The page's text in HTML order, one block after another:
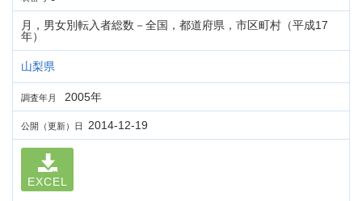
月，男女別転入者総数－全国，都道府県，市区町村（平成17
年）
山梨県
調査年月 2005年
公開（更新）日 2014-12-19
EXCEL